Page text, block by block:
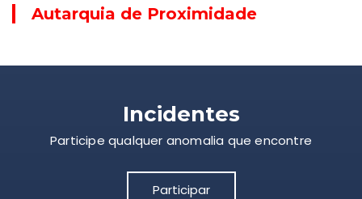
Autarquia de Proximidade
Incidentes
Participe qualquer anomalia que encontre
Participar